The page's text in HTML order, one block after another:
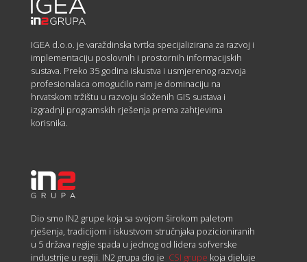
IGEA d.o.o. je varaždinska tvrtka specijalizirana za razvoj i
implementaciju poslovnih i prostornih informacijskih
sustava. Preko 35 godina iskustva i usmjerenog razvoja
profesionalaca omogućilo nam je dominaciju na
hrvatskom tržištu u razvoju složenih GIS sustava i
izgradnji programskih rješenja prema zahtjevima
korisnika.
Dio smo IN2 grupe koja sa svojom širokom paletom
rješenja, tradicijom i iskustvom stručnjaka pozicioniranih
u 5 država regije spada u jednog od lidera sofverske
industrije u regiji. IN2 grupa dio je CSI grupe koja djeluje